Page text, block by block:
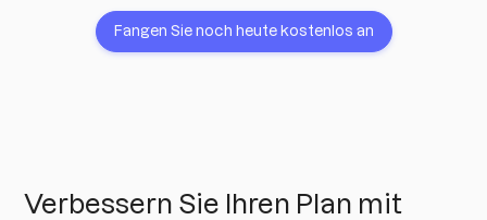
Fangen Sie noch heute kostenlos an
Verbessern Sie Ihren Plan mit